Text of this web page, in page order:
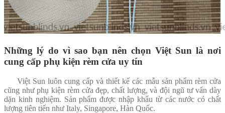
Những lý do vì sao bạn nên chọn Việt Sun là nơi
cung cấp phụ kiện rèm cửa uy tín
Việt Sun luôn cung cấp và thiết kế các mẫu sản phẩm rèm cửa
cũng như phụ kiện rèm cửa đẹp, chất lượng, và đội ngũ tư vấn dày
dặn kinh nghiệm. Sản phẩm được nhập khẩu từ các nước có chất
lượng tiên tiến như Italy, Singapore, Hàn Quốc.